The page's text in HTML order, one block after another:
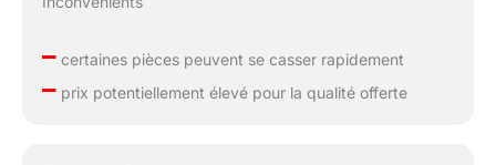
–certaines pièces peuvent se casser rapidement
–prix potentiellement élevé pour la qualité offerte